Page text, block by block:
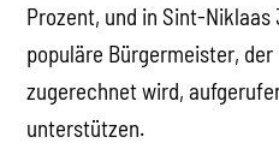
Prozent, und in Sint-Niklaas
populäre Bürgermeister,
zugerechnet wird,
unterstützen.